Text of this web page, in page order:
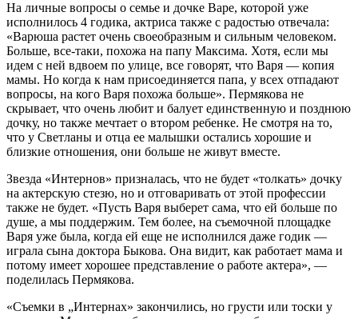
На личные вопросы о семье и дочке Варе, которой уже
исполнилось 4 годика, актриса также с радостью отвечала:
«Варюша растет очень своеобразным и сильным человеком.
Больше, все-таки, похожа на папу Максима. Хотя, если мы
идем с ней вдвоем по улице, все говорят, что Варя — копия
мамы. Но когда к нам присоединяется папа, у всех отпадают
вопросы, на кого Варя похожа больше». Пермякова не
скрывает, что очень любит и балует единственную и позднюю
дочку, но также мечтает о втором ребенке. Не смотря на то,
что у Светланы и отца ее малышки остались хорошие и
близкие отношения, они больше не живут вместе.
Звезда «Интернов» призналась, что не будет «толкать» дочку
на актерскую стезю, но и отговаривать от этой профессии
также не будет. «Пусть Варя выберет сама, что ей больше по
душе, а мы поддержим. Тем более, на съемочной площадке
Варя уже была, когда ей еще не исполнился даже годик —
играла сына доктора Быкова. Она видит, как работает мама и
потому имеет хорошее представление о работе актера», —
поделилась Пермякова.
«Съемки в „Интернах» закончились, но грусти или тоски у